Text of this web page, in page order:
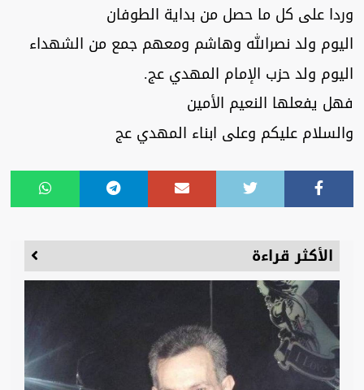
وردا على كل ما حصل من بداية الطوفان
اليوم ولد نصرالله وهاشم ومعهم جمع من الشهداء
اليوم ولد حزب الإمام المهدي عج.
فهل يفعلها النعيم الأمين
والسلام عليكم وعلى ابناء المهدي عج
الأكثر قراءة